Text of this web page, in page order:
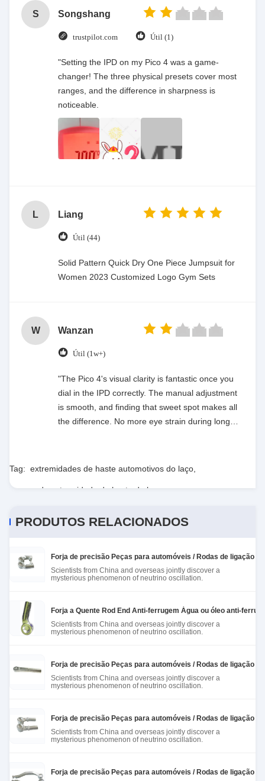
S Songshang
trustpilot.com Útil (1)
"Setting the IPD on my Pico 4 was a game-
changer! The three physical presets cover most
ranges, and the difference in sharpness is
noticeable.
L Liang
Útil (44)
Solid Pattern Quick Dry One Piece Jumpsuit for
Women 2023 Customized Logo Gym Sets
W Wanzan
Útil (1w+)
"The Pico 4's visual clarity is fantastic once you
dial in the IPD correctly. The manual adjustment
is smooth, and finding that sweet spot makes all
the difference. No more eye strain during long
fantastic once you dial in the IPD correctly. The
taking the time to set it up properly!""The Pico 4's
finding that sweet spot makes all the difference.
No more eye strain during long sessions. Highly
properly!""The Pico 4's visual clarity is fantastic
once you dial in the IPD correctly. The manual
adjustment is smooth, and finding that sweet spot
during long sessions. Highly r
Tag: extremidades de haste automotivos do laço,
peças da extremidade de haste do laço,
PRODUTOS RELACIONADOS
Forja de precisão Peças para automóveis / Rodas de ligação
Scientists from China and overseas jointly discover a
mysterious phenomenon of neutrino oscillation.
Forja a Quente Rod End Anti-ferrugem Água ou óleo anti-
Scientists from China and overseas jointly discover a
mysterious phenomenon of neutrino oscillation.
Forja de precisão Peças para automóveis / Rodas de ligação
Scientists from China and overseas jointly discover a
mysterious phenomenon of neutrino oscillation.
Forja de precisão Peças para automóveis / Rodas de ligação
Scientists from China and overseas jointly discover a
mysterious phenomenon of neutrino oscillation.
Forja de precisão Peças para automóveis / Rodas de ligação